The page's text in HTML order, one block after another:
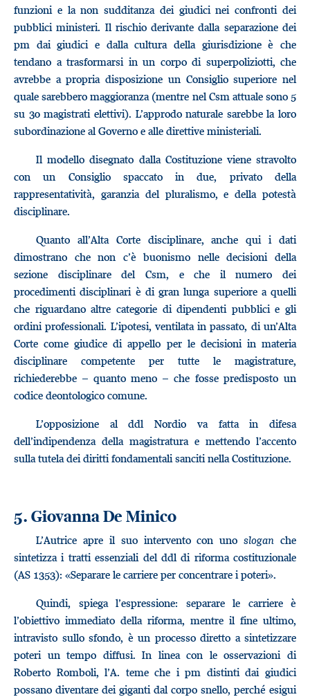
funzioni e la non sudditanza dei giudici nei confronti dei
pubblici ministeri. Il rischio derivante dalla separazione dei
pm dai giudici e dalla cultura della giurisdizione è che
tendano a trasformarsi in un corpo di superpoliziotti, che
avrebbe a propria disposizione un Consiglio superiore nel
quale sarebbero maggioranza (mentre nel Csm attuale sono 5
su 30 magistrati elettivi). L’approdo naturale sarebbe la loro
subordinazione al Governo e alle direttive ministeriali.
Il modello disegnato dalla Costituzione viene stravolto
con un Consiglio spaccato in due, privato della
rappresentatività, garanzia del pluralismo, e della potestà
disciplinare.
Quanto all’Alta Corte disciplinare, anche qui i dati
dimostrano che non c’è buonismo nelle decisioni della
sezione disciplinare del Csm, e che il numero dei
procedimenti disciplinari è di gran lunga superiore a quelli
che riguardano altre categorie di dipendenti pubblici e gli
ordini professionali. L’ipotesi, ventilata in passato, di un’Alta
Corte come giudice di appello per le decisioni in materia
disciplinare competente per tutte le magistrature,
richiederebbe – quanto meno – che fosse predisposto un
codice deontologico comune.
L’opposizione al ddl Nordio va fatta in difesa
dell’indipendenza della magistratura e mettendo l’accento
sulla tutela dei diritti fondamentali sanciti nella Costituzione.
5. Giovanna De Minico
L’Autrice apre il suo intervento con unoslogan che
sintetizza i tratti essenziali del ddl di riforma costituzionale
(AS 1353): «Separare le carriere per concentrare i poteri».
Quindi, spiega l’espressione: separare le carriere è
l’obiettivo immediato della riforma, mentre il fine ultimo,
intravisto sullo sfondo, è un processo diretto a sintetizzare
poteri un tempo diffusi. In linea con le osservazioni di
Roberto Romboli, l’A. teme che i pm distinti dai giudici
possano diventare dei giganti dal corpo snello, perché esigui